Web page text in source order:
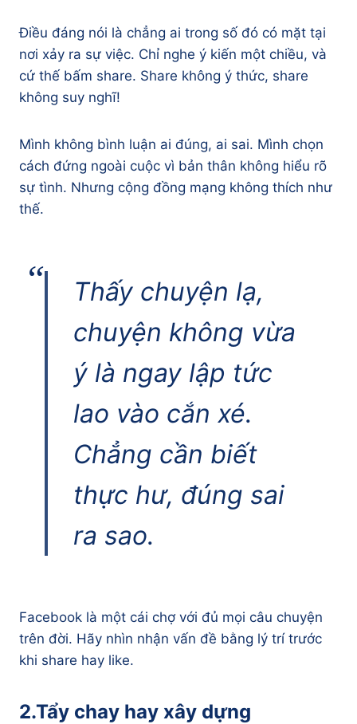
Điều đáng nói là chẳng ai trong số đó có mặt tại
nơi xảy ra sự việc. Chỉ nghe ý kiến một chiều, và
cứ thế bấm share. Share không ý thức, share
không suy nghĩ!
Mình không bình luận ai đúng, ai sai. Mình chọn
cách đứng ngoài cuộc vì bản thân không hiểu rõ
sự tình. Nhưng cộng đồng mạng không thích như
thế.
Thấy chuyện lạ,
chuyện không vừa
ý là ngay lập tức
lao vào cắn xé.
Chẳng cần biết
thực hư, đúng sai
ra sao.
Facebook là một cái chợ với đủ mọi câu chuyện
trên đời. Hãy nhìn nhận vấn đề bằng lý trí trước
khi share hay like.
2.Tẩy chay hay xây dựng